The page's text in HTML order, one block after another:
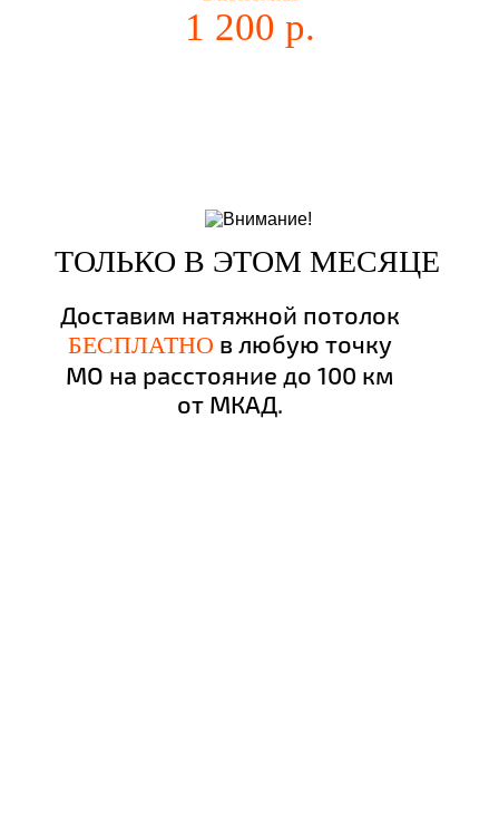
1 200 р.
ТОЛЬКО В ЭТОМ МЕСЯЦЕ
Доставим натяжной потолок
БЕСПЛАТНО в любую точку
МО на расстояние до 100 км
от МКАД.